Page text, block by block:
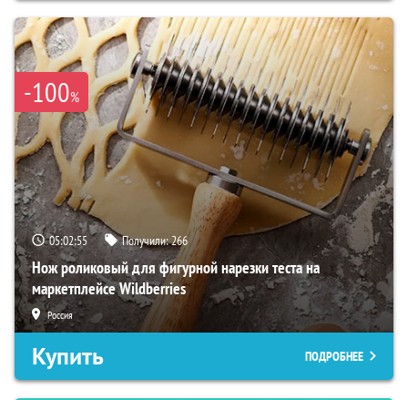
-100%
05:02:54 Получили:266
Нож роликовый для фигурной нарезки теста на
маркетплейсе Wildberries
Россия
Купить ПОДРОБНЕЕ